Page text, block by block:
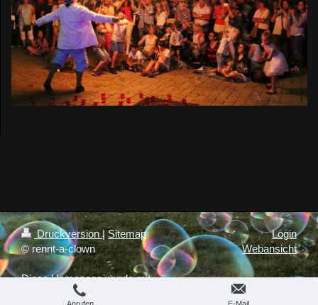
Druckversion| Sitemap
© rennt-a-clown
Diese Homepage wurde mit
IONOS MyWebsite
Login
Webansicht